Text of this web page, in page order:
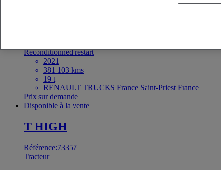
Reconditionned restart
2021
381 103 kms
19 t
RENAULT TRUCKS France Saint-Priest France
Prix sur demande
Disponible à la vente
T HIGH
Référence:73357
Tracteur